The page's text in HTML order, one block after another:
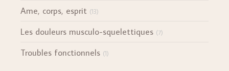
Ame, corps, esprit (13)
Les douleurs musculo-squelettiques (7)
Troubles fonctionnels (1)